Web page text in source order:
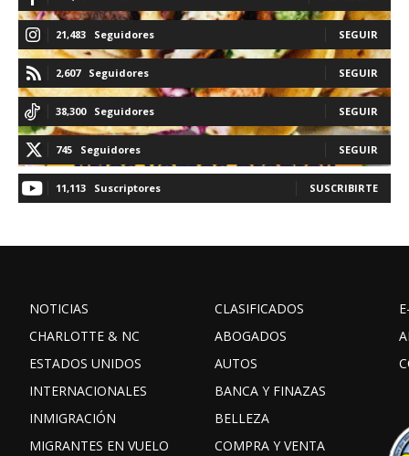
21,483 Seguidores SEGUIR
2,607 Seguidores SEGUIR
38,300 Seguidores SEGUIR
745 Seguidores SEGUIR
11,113 Suscriptores SUSCRIBIRTE
NOTICIAS
CHARLOTTE & NC
ESTADOS UNIDOS
INTERNACIONALES
INMIGRACIÓN
MIGRANTES EN VUELO
CLASIFICADOS
ABOGADOS
AUTOS
BANCA Y FINAZAS
BELLEZA
COMPRA Y VENTA